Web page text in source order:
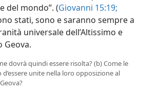
del mondo”. (Giovanni 15:19;
stati, sono e saranno sempre a
universale dell’Altissimo e
Geova.
dovrà quindi essere risolta? (b) Come le
unite nella loro opposizione al